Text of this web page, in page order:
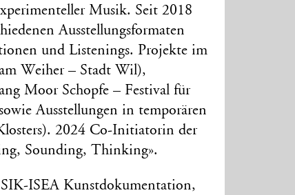
Musik. Seit 2018
Ausstellungsformaten
und Listenings. Projekte im
Weiher – Stadt Wil),
Moor Schopfe – Festival für
Ausstellungen in temporären
2024 Co-Initiatorin der
Sounding, Thinking».
ISEA Kunstdokumentation,